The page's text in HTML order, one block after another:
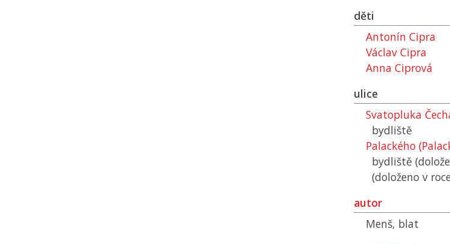
děti
Antonín Cipra
Václav Cipra
Anna Ciprová
ulice
Svatopluka
bydliště
Palackého
bydliště
(doloženo v
autor
Menš, blat